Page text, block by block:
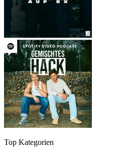
Top Kategorien